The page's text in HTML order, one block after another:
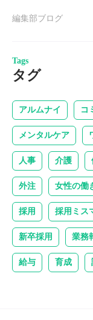
編集部ブログ
Tags
タグ
アルムナイ コ
メンタルケア
人事 介護
外注 女性の働
採用 採用ミス
新卒採用 業務
給与 育成